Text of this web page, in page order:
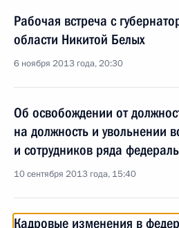
Рабочая встреча с
области Никитой Белых
6 ноября 2013 года, 20:30
Об освобождении от
на должность и увольнении
и сотрудников ряда
10 сентября 2013 года, 15:40
Кадровые изменения в